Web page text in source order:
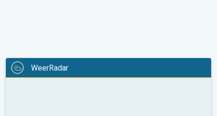
WeerRadar